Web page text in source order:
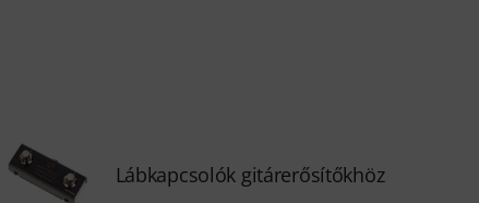
Lábkapcsolók gitárerősítőkhöz